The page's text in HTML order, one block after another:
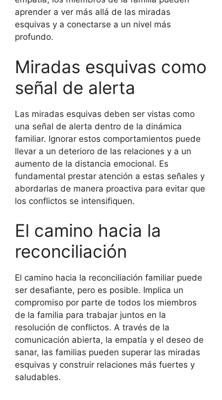
aprender a ver más allá de las miradas
esquivas y a conectarse a un nivel más
profundo.
Miradas esquivas como
señal de alerta
Las miradas esquivas deben ser vistas como
una señal de alerta dentro de la dinámica
familiar. Ignorar estos comportamientos puede
llevar a un deterioro de las relaciones y a un
aumento de la distancia emocional. Es
fundamental prestar atención a estas señales y
abordarlas de manera proactiva para evitar que
los conflictos se intensifiquen.
El camino hacia la
reconciliación
El camino hacia la reconciliación familiar puede
ser desafiante, pero es posible. Implica un
compromiso por parte de todos los miembros
de la familia para trabajar juntos en la
resolución de conflictos. A través de la
comunicación abierta, la empatía y el deseo de
sanar, las familias pueden superar las miradas
esquivas y construir relaciones más fuertes y
saludables.